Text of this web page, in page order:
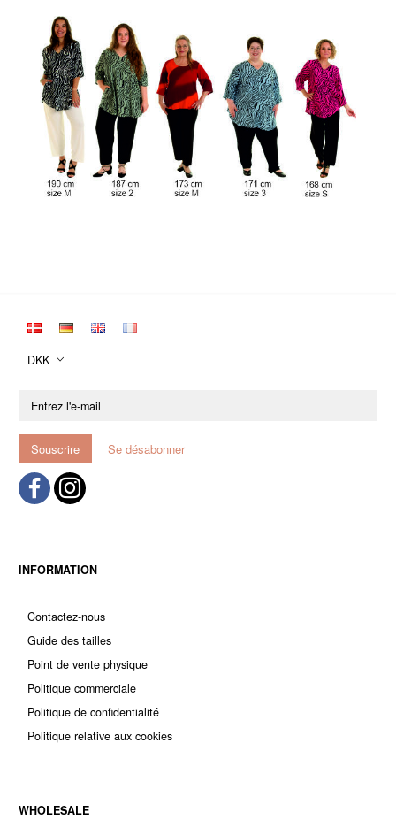
DKK
Souscrire Se désabonner
INFORMATION
Contactez-nous
Guide des tailles
Point de vente physique
Politique commerciale
Politique de confidentialité
Politique relative aux cookies
WHOLESALE